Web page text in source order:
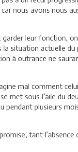
nous avons nous
leur fonction,
la situation actuelle
à outrance ne
mal comment
met sous l’aile du
pendant plusieurs
tant